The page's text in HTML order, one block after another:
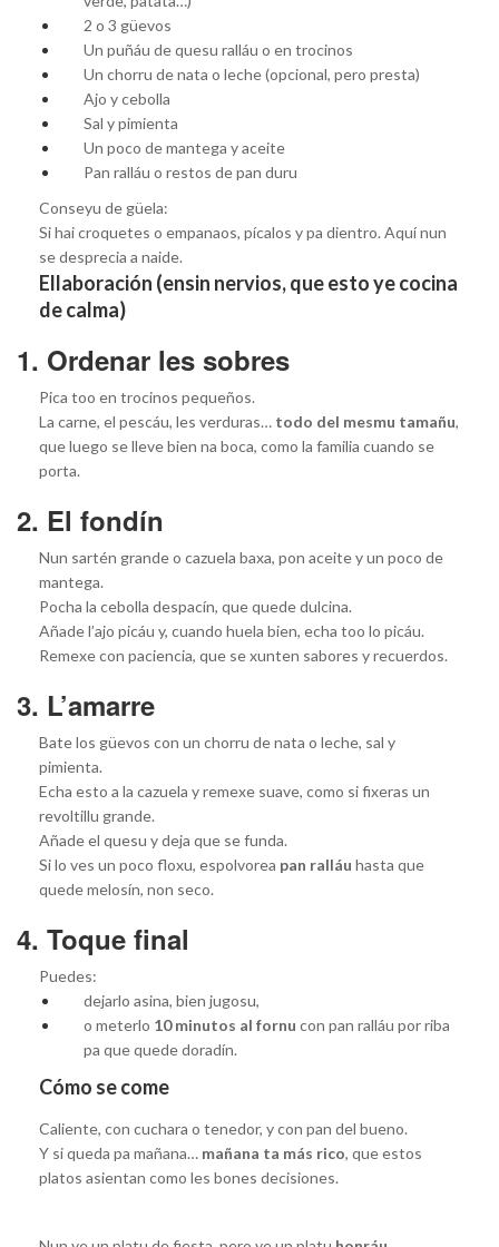
2 o 3 güevos
Un puñáu de quesu ralláu o en trocinos
Un chorru de nata o leche (opcional, pero presta)
Ajo y cebolla
Sal y pimienta
Un poco de mantega y aceite
Pan ralláu o restos de pan duru
Conseyu de güela:
Si hai croquetes o empanaos, pícalos y pa dientro. Aquí nun
se desprecia a naide.
Ellaboración (ensin nervios, que esto ye cocina
de calma)
1. Ordenar les sobres
Pica too en trocinos pequeños.
La carne, el pescáu, les verduras… todo del mesmu tamañu,
que luego se lleve bien na boca, como la familia cuando se
porta.
2. El fondín
Nun sartén grande o cazuela baxa, pon aceite y un poco de
mantega.
Pocha la cebolla despacín, que quede dulcina.
Añade l’ajo picáu y, cuando huela bien, echa too lo picáu.
Remexe con paciencia, que se xunten sabores y recuerdos.
3. L’amarre
Bate los güevos con un chorru de nata o leche, sal y
pimienta.
Echa esto a la cazuela y remexe suave, como si fixeras un
revoltillu grande.
Añade el quesu y deja que se funda.
Si lo ves un poco floxu, espolvorea pan ralláu hasta que
quede melosín, non seco.
4. Toque final
Puedes:
dejarlo asina, bien jugosu,
o meterlo 10 minutos al fornu con pan ralláu por riba
pa que quede doradín.
Cómo se come
Caliente, con cuchara o tenedor, y con pan del bueno.
Y si queda pa mañana… mañana ta más rico, que estos
platos asientan como les bones decisiones.